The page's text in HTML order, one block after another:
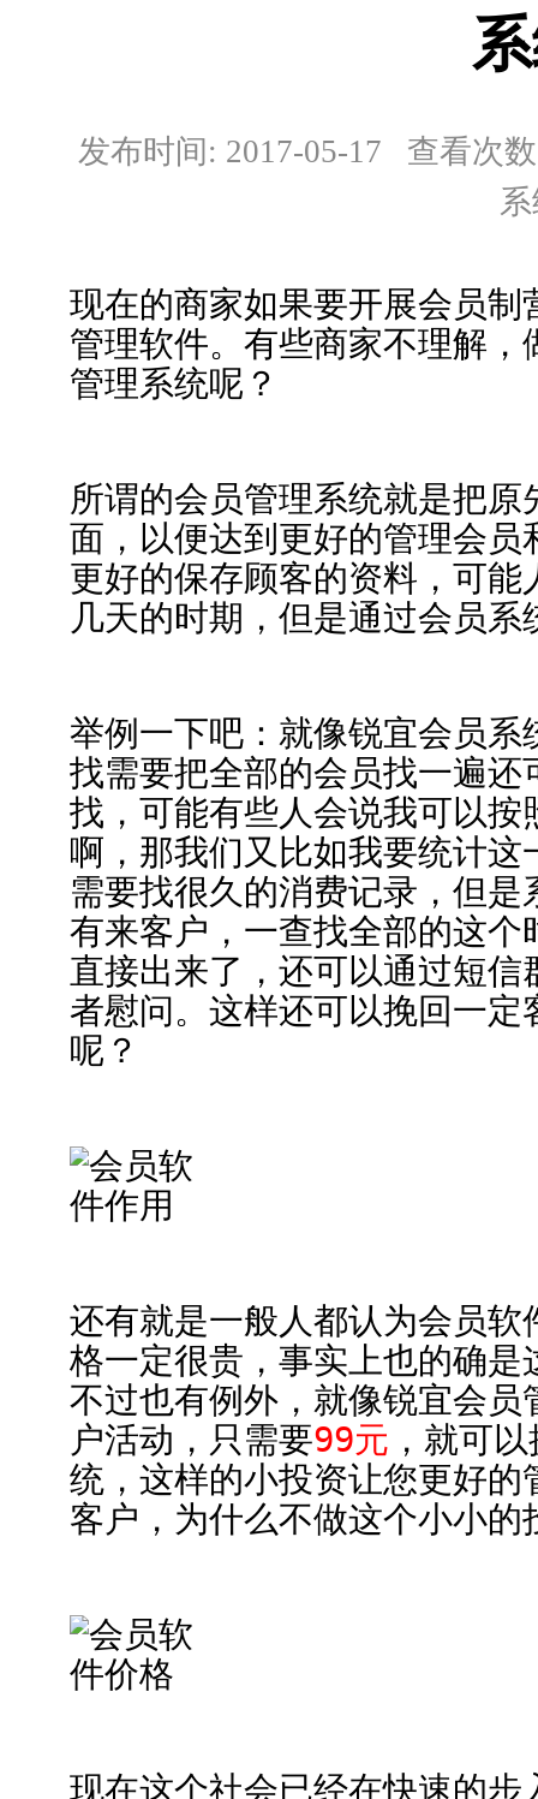
发布时间: 2017-05-17 查看次
现在的商家如果要开展会员
管理软件。有些商家不理解
管理系统呢？
所谓的会员管理系统就是把
面，以便达到更好的管理会
更好的保存顾客的资料，可
几天的时期，但是通过会员
举例一下吧：就像锐宜会员
找需要把全部的会员找一遍
找，可能有些人会说我可以
啊，那我们又比如我要统计
需要找很久的消费记录，但
有来客户，一查找全部的这
直接出来了，还可以通过短
者慰问。这样还可以挽回一
呢？
还有就是一般人都认为会员
格一定很贵，事实上也的确
不过也有例外，就像锐宜会
户活动，只需要99元 ，就可
统，这样的小投资让您更好
客户，为什么不做这个小小的
现在这个社会已经在快速的